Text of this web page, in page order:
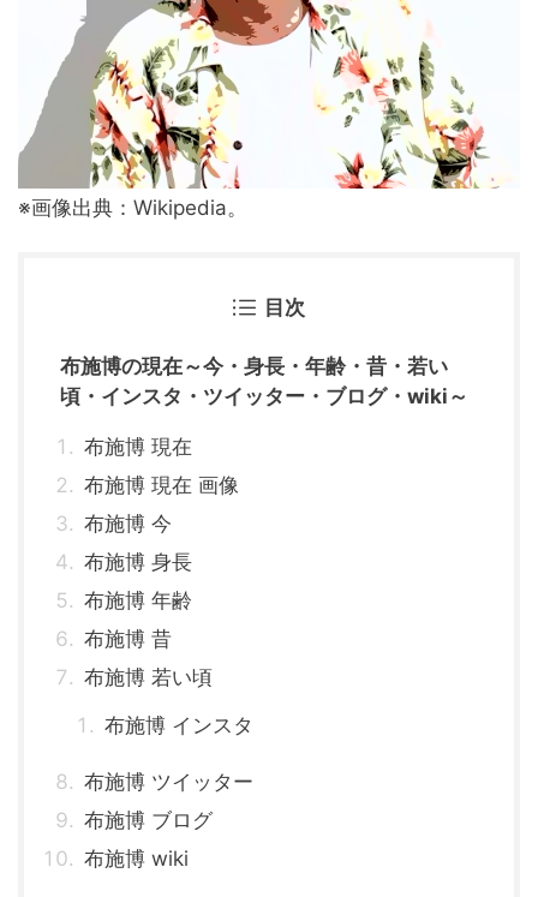
※画像出典：Wikipedia。
目次
布施博の現在～今・身長・年齢・昔・若い
頃・インスタ・ツイッター・ブログ・wiki～
布施博 現在
布施博 現在 画像
布施博 今
布施博 身長
布施博 年齢
布施博 昔
布施博 若い頃
布施博 インスタ
布施博 ツイッター
布施博 ブログ
布施博 wiki